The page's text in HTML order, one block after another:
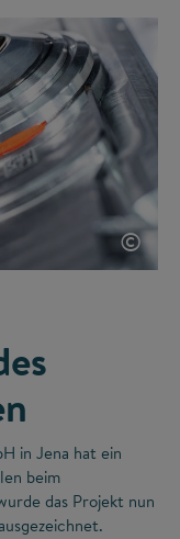
©
in Jena hat ein
beim
das Projekt nun